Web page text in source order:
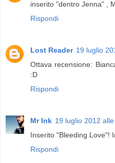
inserito "dentro Jenna" ,
Rispondi
Lost Reader 19 luglio
Ottava recensione:
:D
Rispondi
Mr Ink 19 luglio 2012
Inserito "Bleeding Love"!
Rispondi